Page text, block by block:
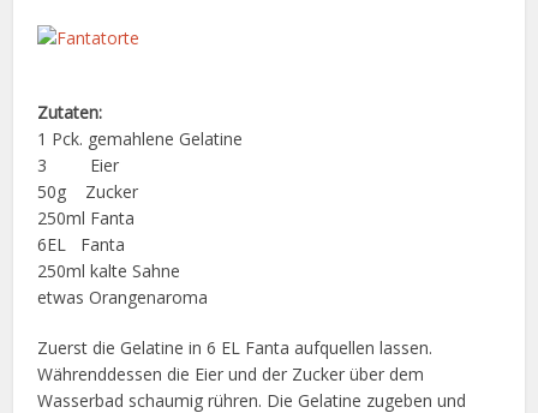
Zutaten:
1 Pck. gemahlene Gelatine
3 Eier
50g Zucker
250ml Fanta
6EL Fanta
250ml kalte Sahne
etwas Orangenaroma
Zuerst die Gelatine in 6 EL Fanta aufquellen lassen.
Währenddessen die Eier und der Zucker über dem
Wasserbad schaumig rühren. Die Gelatine zugeben und